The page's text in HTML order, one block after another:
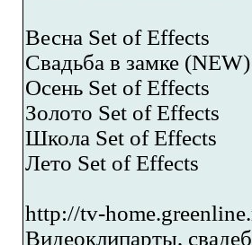
Весна Set of Effects
Свадьба в замке (NEW)
Осень Set of Effects
Золото Set of Effects
Школа Set of Effects
Лето Set of Effects
http://tv-
Видеоклипарты,